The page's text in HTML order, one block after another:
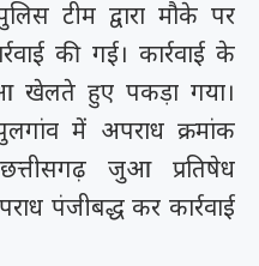
टीम द्वारा मौके पर
की गई। कार्रवाई के
खेलते हुए पकड़ा गया।
में अपराध क्रमांक
जुआ प्रतिषेध
पंजीबद्ध कर कार्रवाई